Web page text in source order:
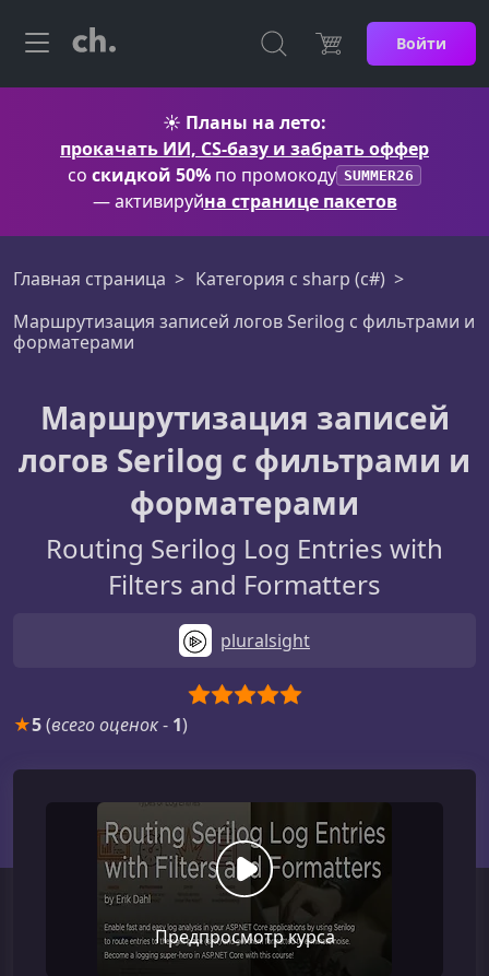
Войти
☀️ Планы на лето:
прокачать ИИ, CS-базу и забрать оффер
со скидкой 50% по промокоду SUMMER26
— активируйна странице пакетов
Главная страница
Категория c sharp (c#)
Маршрутизация записей логов Serilog с фильтрами и
форматерами
Маршрутизация записей
логов Serilog с фильтрами и
форматерами
Routing Serilog Log Entries with
Filters and Formatters
pluralsight
★5(всего оценок- 1)
Предпросмотр курса